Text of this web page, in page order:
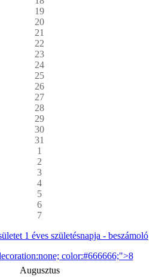
19
20
21
22
23
24
25
26
27
28
29
30
31
1
2
3
4
5
6
7
1 éves születésnapja - beszámoló
color:#666666;">8
Augusztus